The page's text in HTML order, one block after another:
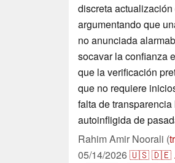
discreta
argumentando que
no anunciada
socavar la confianza
que la verificación
que no requiere
falta de
autoinfligida de
Rahim Amir Noorali (
05/14/2026🇺🇸🇩🇪